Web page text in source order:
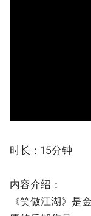
时长：15分钟
内容介绍：
《笑傲江湖》是